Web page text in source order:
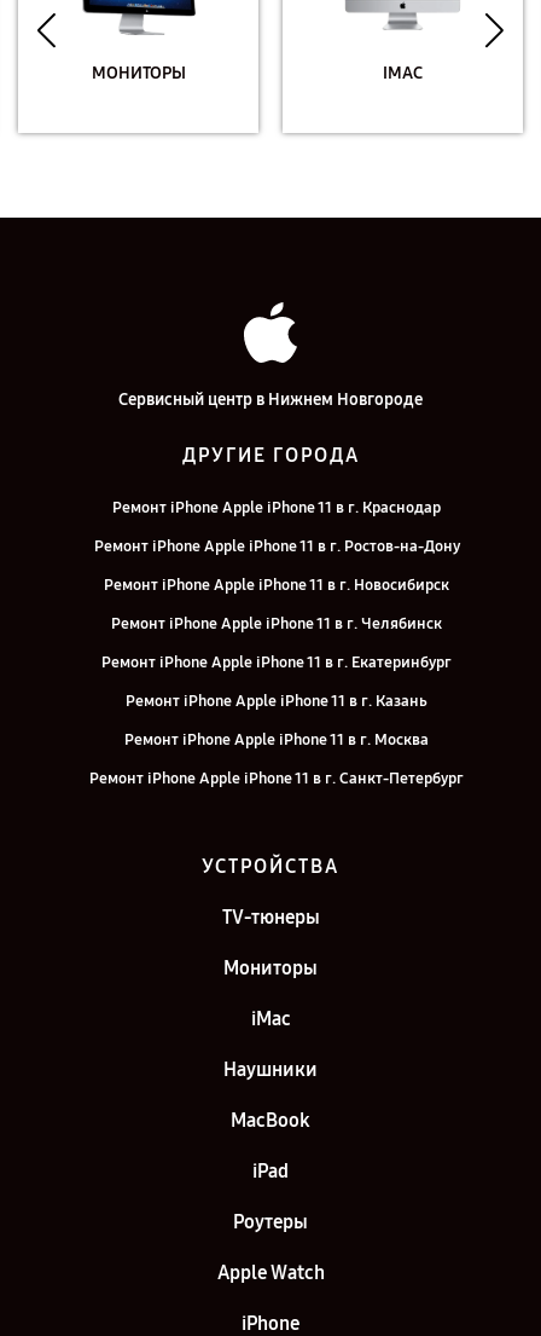
МОНИТОРЫ IMAC
Сервисный центр в Нижнем Новгороде
ДРУГИЕ ГОРОДА
Ремонт iPhone Apple iPhone 11 в г. Краснодар
Ремонт iPhone Apple iPhone 11 в г. Ростов-на-Дону
Ремонт iPhone Apple iPhone 11 в г. Новосибирск
Ремонт iPhone Apple iPhone 11 в г. Челябинск
Ремонт iPhone Apple iPhone 11 в г. Екатеринбург
Ремонт iPhone Apple iPhone 11 в г. Казань
Ремонт iPhone Apple iPhone 11 в г. Москва
Ремонт iPhone Apple iPhone 11 в г. Санкт-Петербург
УСТРОЙСТВА
TV-тюнеры
Мониторы
iMac
Наушники
MacBook
iPad
Роутеры
Apple Watch
iPhone